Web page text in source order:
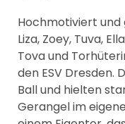
Hochmotiviert
Liza, Zoey, Tuva,
Tova und
den ESV Dresden.
Ball und hielten
Gerangel im